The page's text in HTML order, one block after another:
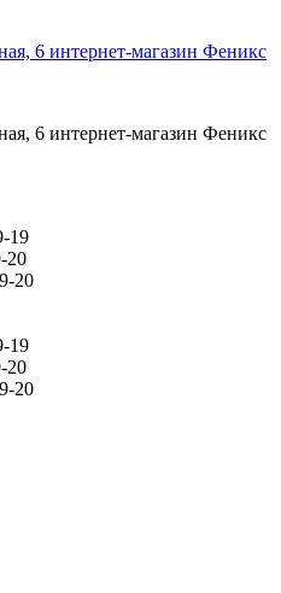
6 интернет-магазин Феникс
6 интернет-магазин Феникс
19
20
20
19
20
20